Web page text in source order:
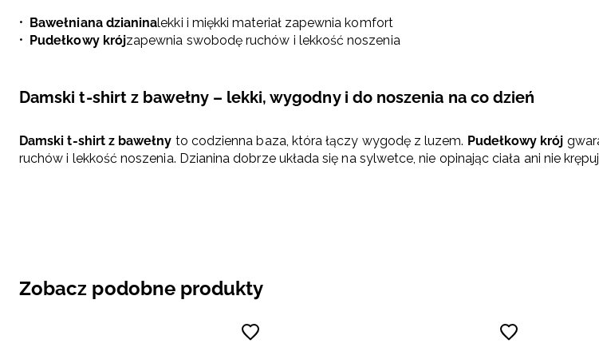
Bawełniana dzianinalekki i miękki materiał zapewnia komfort
Pudełkowy krójzapewnia swobodę ruchów i lekkość noszenia
Damski t-shirt z bawełny – lekki, wygodny i do noszenia na co dzień
Damski t-shirt z bawełny to codzienna baza, która łączy wygodę z luzem. Pudełkowy krój
ruchów i lekkość noszenia. Dzianina dobrze układa się na sylwetce, nie opinając ciała ani nie
Zobacz podobne produkty